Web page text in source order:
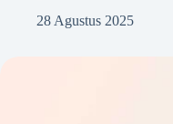
28 Agustus 2025